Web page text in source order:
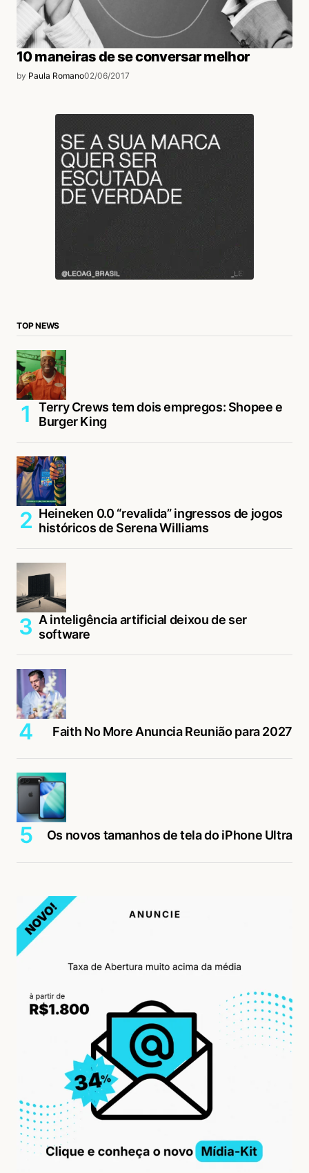
10 maneiras de se conversar melhor
by Paula Romano02/06/2017
TOP NEWS
Terry Crews tem dois empregos: Shopee e
Burger King
Heineken 0.0 “revalida” ingressos de jogos
históricos de Serena Williams
A inteligência artificial deixou de ser
software
Faith No More Anuncia Reunião para 2027
Os novos tamanhos de tela do iPhone Ultra